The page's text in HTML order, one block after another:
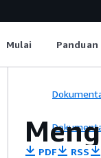
Mulai
PDF RSS